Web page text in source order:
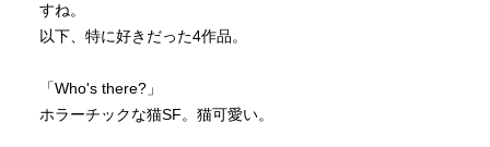
すね。
以下、特に好きだった4作品。
「Who's there?」
ホラーチックな猫SF。猫可愛い。